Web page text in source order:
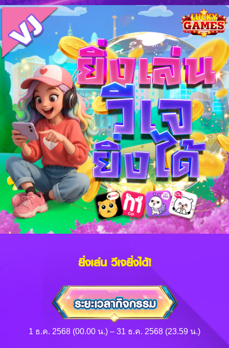
ยิ่งเล่น วีเจยิ่งได้!
1 ธ.ค. 2568 (00.00 น.) – 31 ธ.ค. 2568 (23.59 น.)